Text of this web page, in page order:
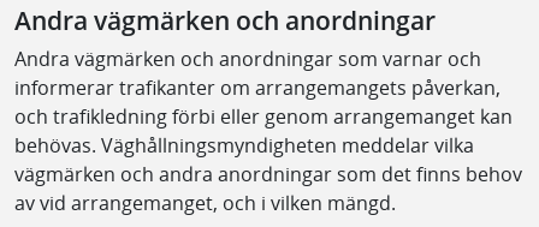
Andra vägmärken och anordningar
Andra vägmärken och anordningar som varnar och
informerar trafikanter om arrangemangets påverkan,
och trafikledning förbi eller genom arrangemanget kan
behövas. Väghållningsmyndigheten meddelar vilka
vägmärken och andra anordningar som det finns behov
av vid arrangemanget, och i vilken mängd.